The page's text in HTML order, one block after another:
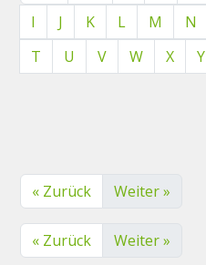
I
J K L M N
T
U V W X Y
« Zurück Weiter »
« Zurück Weiter »